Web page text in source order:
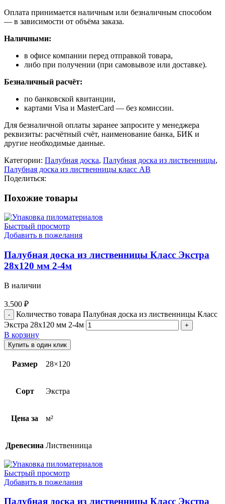
Оплата принимается наличным или безналичным способом
— в зависимости от объёма заказа.
Наличными:
в офисе компании перед отправкой товара,
либо при получении (при самовывозе или доставке).
Безналичный расчёт:
по банковской квитанции,
картами Visa и MasterCard — без комиссии.
Для безналичной оплаты заранее запросите у менеджера
реквизиты: расчётный счёт, наименование банка, БИК и
другие необходимые данные.
Категории: Палубная доска, Палубная доска из лиственницы,
Палубная доска из лиственницы класс AB
Поделиться:
Похожие товары
Быстрый просмотр
Добавить в пожелания
Палубная доска из лиственницы Класс Экстра
28х120 мм 2-4м
В наличии
3.500 ₽
Количество товара Палубная доска из лиственницы Класс
Экстра 28х120 мм 2-4м
В корзину
Купить в один клик
Размер 28×120
Сорт Экстра
Цена за м²
Древесина Лиственница
Быстрый просмотр
Добавить в пожелания
Палубная доска из лиственницы Класс Экстра